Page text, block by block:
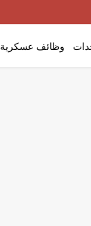
وظائف عسكرية